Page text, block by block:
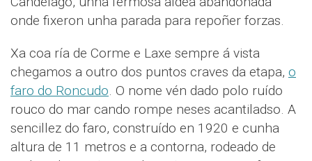
onde fixeron unha parada para repoñer forzas.
Xa coa ría de Corme e Laxe sempre á vista
chegamos a outro dos puntos craves da etapa, o
faro do Roncudo. O nome vén dado polo ruído
rouco do mar cando rompe neses acantiladso. A
sencillez do faro, construído en 1920 e cunha
altura de 11 metros e a contorna, rodeado de